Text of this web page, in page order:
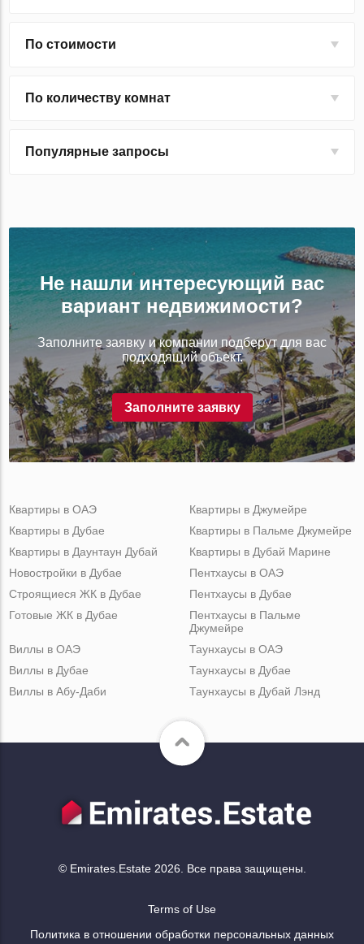
По стоимости
По количеству комнат
Популярные запросы
Не нашли интересующий вас
вариант недвижимости?
Заполните заявку и компании подберут для вас
подходящий объект.
Заполните заявку
Квартиры в ОАЭ
Квартиры в Дубае
Квартиры в Даунтаун Дубай
Квартиры в Джумейре
Квартиры в Пальме Джумейре
Квартиры в Дубай Марине
Новостройки в Дубае
Строящиеся ЖК в Дубае
Готовые ЖК в Дубае
Пентхаусы в ОАЭ
Пентхаусы в Дубае
Пентхаусы в Пальме
Джумейре
Виллы в ОАЭ
Виллы в Дубае
Виллы в Абу-Даби
Таунхаусы в ОАЭ
Таунхаусы в Дубае
Таунхаусы в Дубай Лэнд
© Emirates.Estate 2026. Все права защищены.
Terms of Use
Политика в отношении обработки персональных данных